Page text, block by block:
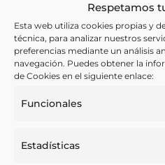
Respetamos
Esta web utiliza cookies propias y
técnica, para analizar nuestros
preferencias mediante un análisis
navegación. Puedes obtener la
de Cookies en el siguiente enlace:
Funcionales
Estadísticas